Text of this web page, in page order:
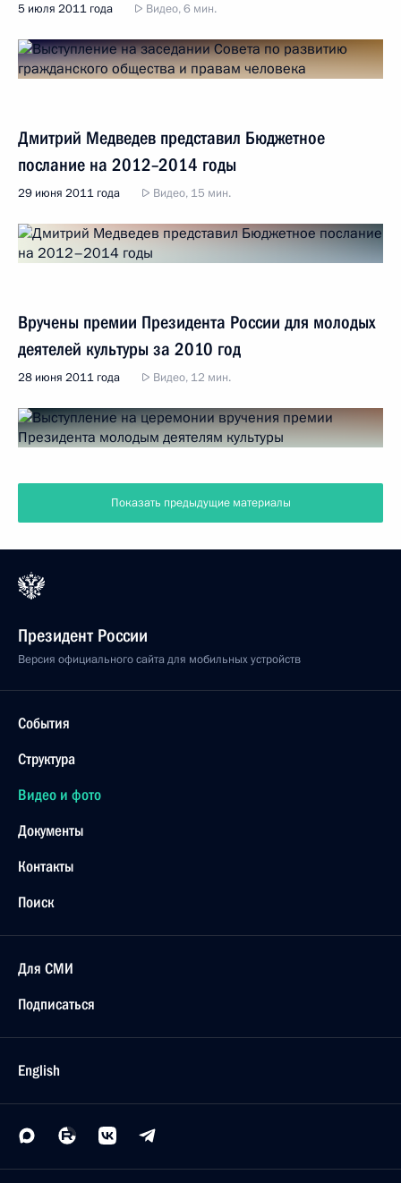
5 июля 2011 года Видео, 6 мин.
Дмитрий Медведев представил Бюджетное
послание на 2012–2014 годы
29 июня 2011 года Видео, 15 мин.
Вручены премии Президента России для молодых
деятелей культуры за 2010 год
28 июня 2011 года Видео, 12 мин.
Показать предыдущие материалы
Президент России
Версия официального сайта для мобильных устройств
События
Структура
Видео и фото
Документы
Контакты
Поиск
Для СМИ
Подписаться
English